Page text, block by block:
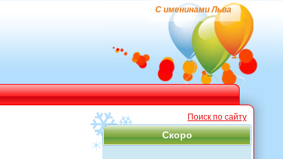
С именинами Льва
Поиск по сайту
Скоро